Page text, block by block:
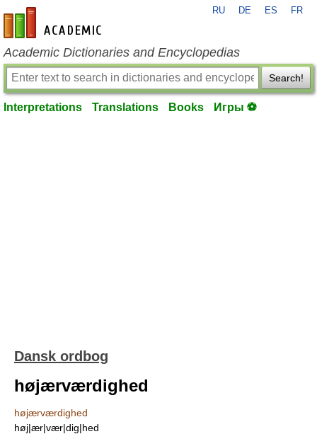
en-academic.com
RU DE ES FR
Academic Dictionaries and Encyclopedias
Search!
Interpretations Translations Books Игры ⚽
Dansk ordbog
højærværdighed
højærværdighed
høj|ær|vær|dig|hed